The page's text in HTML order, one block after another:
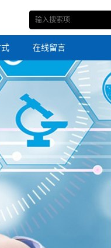
在线留言